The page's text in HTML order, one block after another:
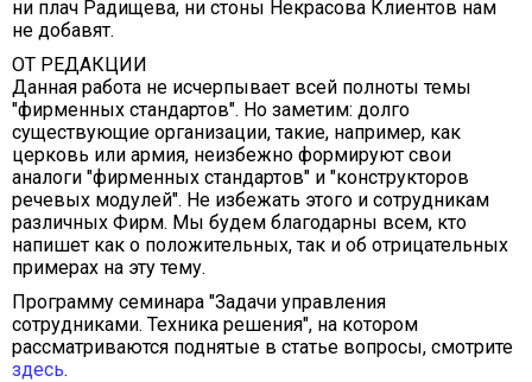
ни плач Радищева, ни стоны Некрасова Клиентов нам
не добавят.
ОТ РЕДАКЦИИ
Данная работа не исчерпывает всей полноты темы
"фирменных стандартов". Но заметим: долго
существующие организации, такие, например, как
церковь или армия, неизбежно формируют свои
аналоги "фирменных стандартов" и "конструкторов
речевых модулей". Не избежать этого и сотрудникам
различных Фирм. Мы будем благодарны всем, кто
напишет как о положительных, так и об отрицательных
примерах на эту тему.
Программу семинара "Задачи управления
сотрудниками. Техника решения", на котором
рассматриваются поднятые в статье вопросы, смотрите
здесь.